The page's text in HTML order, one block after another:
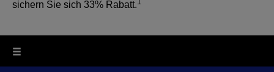
sichern Sie sich 33% Rabatt.1